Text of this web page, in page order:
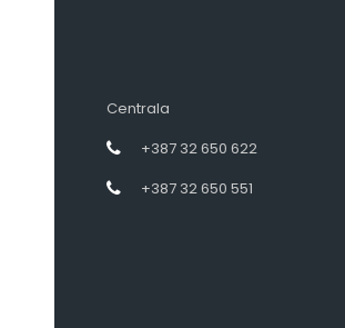
Centrala
+387 32 650 622
+387 32 650 551